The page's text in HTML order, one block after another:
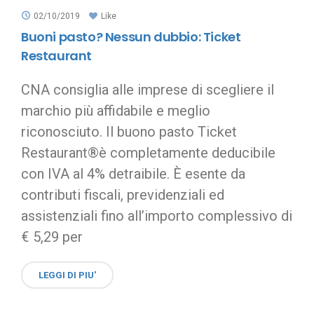
02/10/2019 Like
Buoni pasto? Nessun dubbio: Ticket
Restaurant
CNA consiglia alle imprese di scegliere il
marchio più affidabile e meglio
riconosciuto. Il buono pasto Ticket
Restaurant®è completamente deducibile
con IVA al 4% detraibile. È esente da
contributi fiscali, previdenziali ed
assistenziali fino all’importo complessivo di
€ 5,29 per
LEGGI DI PIU'